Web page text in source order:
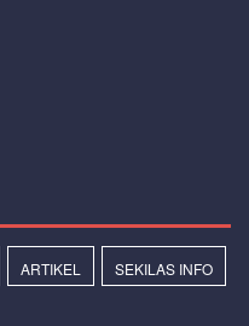
ARTIKEL SEKILAS INFO